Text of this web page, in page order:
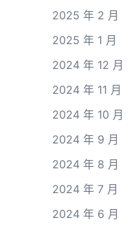
2025 年 2 月
2025 年 1 月
2024 年 12 月
2024 年 11 月
2024 年 10 月
2024 年 9 月
2024 年 8 月
2024 年 7 月
2024 年 6 月